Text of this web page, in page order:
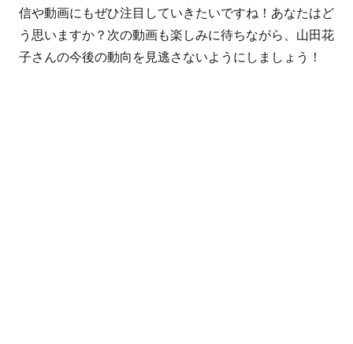
信や動画にもぜひ注目していきたいですね！あなたはど
う思いますか？次の動画も楽しみに待ちながら、山田花
子さんの今後の動向を見逃さないようにしましょう！